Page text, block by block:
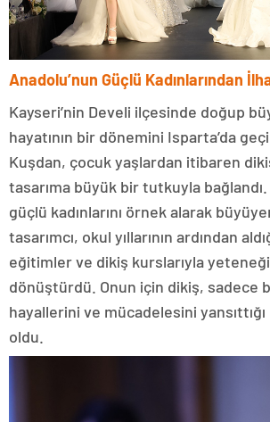
Anadolu’nun Güçlü Kadınlarından
Kayseri’nin Develi ilçesinde doğup
hayatının bir dönemini Isparta’da
Kuşdan, çocuk yaşlardan itibaren
tasarıma büyük bir tutkuyla bağlandı.
güçlü kadınlarını örnek alarak
tasarımcı, okul yıllarının ardından
eğitimler ve dikiş kurslarıyla
dönüştürdü. Onun için dikiş, sadece
hayallerini ve mücadelesini
oldu.